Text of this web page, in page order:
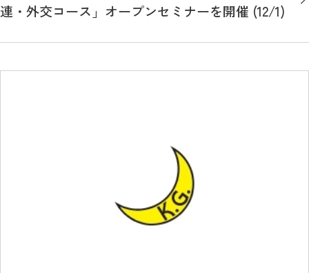
連・外交コース」オープンセミナーを開催 (12/1)